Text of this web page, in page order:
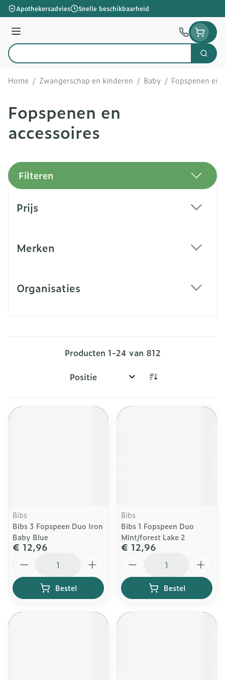
Ga naar de inhoud
Apothekersadvies Snelle beschikbaarheid
Menu
Product, merk, categorie...
Zoek
Home / Zwangerschap en kinderen / Baby / Fopspenen en
Fopspenen en
accessoires
Filteren
Prijs
Merken
Organisaties
Producten 1-24 van 812
Sorteer op:
Bibs
Bibs 3 Fopspeen Duo Iron
Baby Blue
€ 12,96
Bestel
Bibs
Bibs 1 Fopspeen Duo
Mint/forest Lake 2
€ 12,96
Bestel